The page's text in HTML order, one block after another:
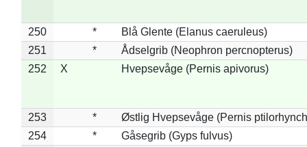
250 *
Blå Glente (Elanus caeruleus)
251
*
Ådselgrib (Neophron percnopterus)
252
X Hvepsevåge (Pernis apivorus)
253 *
Østlig Hvepsevåge (Pernis
254
*
Gåsegrib (Gyps fulvus)